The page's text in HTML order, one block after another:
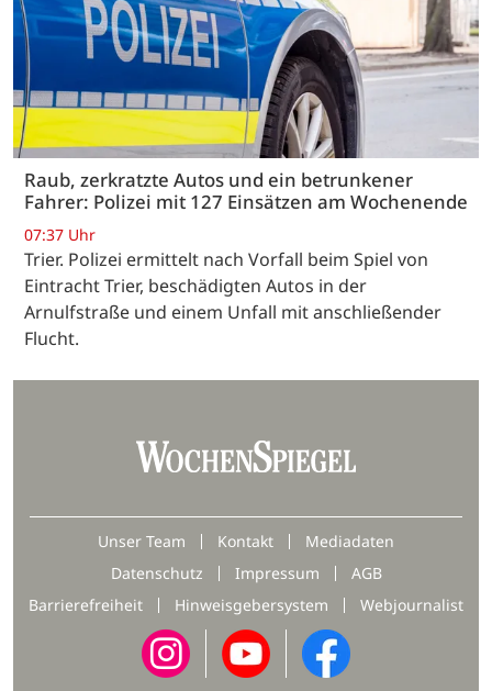
Raub, zerkratzte Autos und ein betrunkener
Fahrer: Polizei mit 127 Einsätzen am Wochenende
07:37 Uhr
Trier. Polizei ermittelt nach Vorfall beim Spiel von
Eintracht Trier, beschädigten Autos in der
Arnulfstraße und einem Unfall mit anschließender
Flucht.
Unser Team Kontakt
Mediadaten
Datenschutz
Impressum
AGB
Barrierefreiheit
Hinweisgebersystem Webjournalist